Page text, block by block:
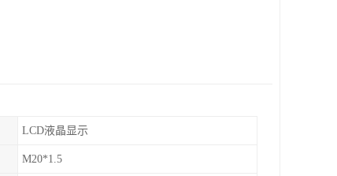
LCD液晶显示
M20*1.5